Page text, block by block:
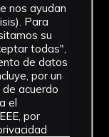
nos ayudan
Para
su
todas",
de datos
por un
acuerdo
el
por